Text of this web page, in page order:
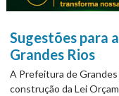
Sugestões para
Grandes Rios
A Prefeitura de Grandes
construção da Lei